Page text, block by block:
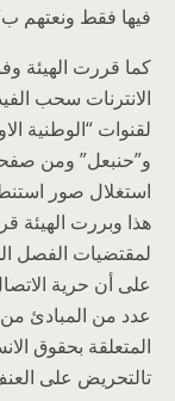
فيها فقط ونعتهم
كما قررت الهيئة
الانترنات سحب
لقنوات “الوطنية
و”حنبعل” ومن
استغلال صور
هذا وبررت الهيئة
على أن حرية
عدد من المبادئ من
المتعلقة بحقوق
تالتحريض على